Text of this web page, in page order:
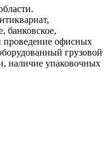
банковское,
проведение офисных
грузовой
наличие упаковочных